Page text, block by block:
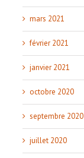
mars 2021
février 2021
janvier 2021
octobre 2020
septembre 2020
juillet 2020